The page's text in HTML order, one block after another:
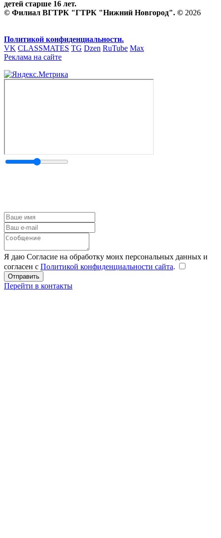
детей старше 16 лет.
© Филиал ВГТРК "ГТРК "Нижний Новгород". © 2026
Политикой конфиденциальности.
VK CLASSMATES TG Dzen RuTube Max
Реклама на сайте
Я даю Согласие на обработку моих персональных данных и
согласен с Политикой конфиденциальности сайта.
Перейти в контакты